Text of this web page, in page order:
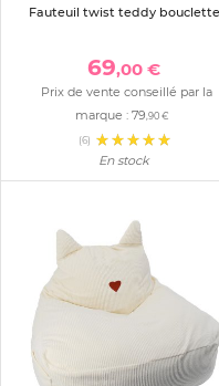
Fauteuil twist teddy bouclette
69,00 €
Prix de vente conseillé par la
marque : 79,90 €
(6)
En stock